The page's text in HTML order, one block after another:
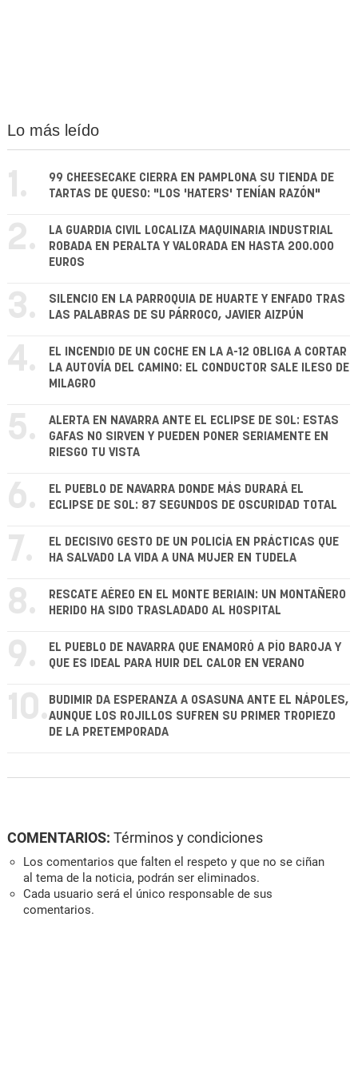
Lo más leído
1.
99 CHEESECAKE CIERRA EN PAMPLONA SU TIENDA DE
TARTAS DE QUESO: "LOS 'HATERS' TENÍAN RAZÓN"
2.
LA GUARDIA CIVIL LOCALIZA MAQUINARIA INDUSTRIAL
ROBADA EN PERALTA Y VALORADA EN HASTA 200.000
EUROS
3.
SILENCIO EN LA PARROQUIA DE HUARTE Y ENFADO TRAS
LAS PALABRAS DE SU PÁRROCO, JAVIER AIZPÚN
4.
EL INCENDIO DE UN COCHE EN LA A-12 OBLIGA A CORTAR
LA AUTOVÍA DEL CAMINO: EL CONDUCTOR SALE ILESO DE
MILAGRO
5.
ALERTA EN NAVARRA ANTE EL ECLIPSE DE SOL: ESTAS
GAFAS NO SIRVEN Y PUEDEN PONER SERIAMENTE EN
RIESGO TU VISTA
6.
EL PUEBLO DE NAVARRA DONDE MÁS DURARÁ EL
ECLIPSE DE SOL: 87 SEGUNDOS DE OSCURIDAD TOTAL
7.
EL DECISIVO GESTO DE UN POLICÍA EN PRÁCTICAS QUE
HA SALVADO LA VIDA A UNA MUJER EN TUDELA
8.
RESCATE AÉREO EN EL MONTE BERIAIN: UN MONTAÑERO
HERIDO HA SIDO TRASLADADO AL HOSPITAL
9.
EL PUEBLO DE NAVARRA QUE ENAMORÓ A PÍO BAROJA Y
QUE ES IDEAL PARA HUIR DEL CALOR EN VERANO
10. BUDIMIR DA ESPERANZA A OSASUNA ANTE EL NÁPOLES,
AUNQUE LOS ROJILLOS SUFREN SU PRIMER TROPIEZO
DE LA PRETEMPORADA
COMENTARIOS: Términos y condiciones
Los comentarios que falten el respeto y que no se ciñan
al tema de la noticia, podrán ser eliminados.
Cada usuario será el único responsable de sus
comentarios.